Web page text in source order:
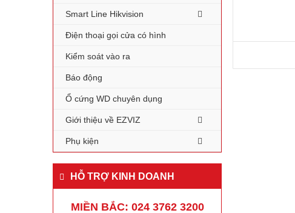
Smart Line Hikvision
Điện thoại gọi cửa có hình
Kiểm soát vào ra
Báo động
Ổ cứng WD chuyên dụng
Giới thiệu về EZVIZ
Phụ kiện
HỖ TRỢ KINH DOANH
MIỀN BẮC: 024 3762 3200